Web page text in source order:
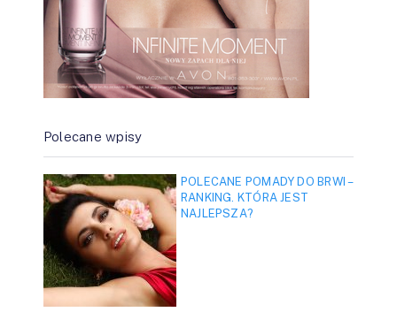
Polecane wpisy
POLECANE POMADY DO BRWI –
RANKING. KTÓRA JEST
NAJLEPSZA?